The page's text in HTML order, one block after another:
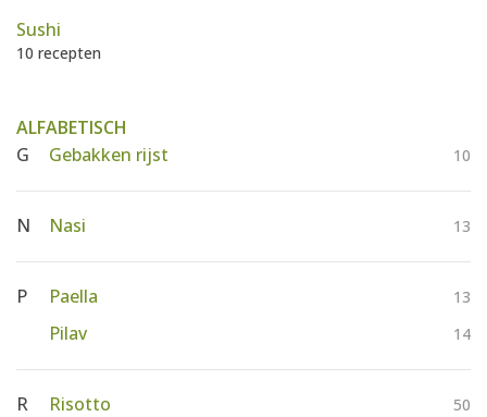
Sushi
10 recepten
ALFABETISCH
G
Gebakken rijst 10
N Nasi 13
P Paella 13
Pilav 14
R Risotto 50